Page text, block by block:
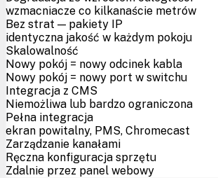
wzmacniacze co kilkanaście metrów
Bez strat — pakiety IP
identyczna jakość w każdym pokoju
Skalowalność
Nowy pokój = nowy odcinek kabla
Nowy pokój = nowy port w switchu
Integracja z CMS
Niemożliwa lub bardzo ograniczona
Pełna integracja
ekran powitalny, PMS, Chromecast
Zarządzanie kanałami
Ręczna konfiguracja sprzętu
Zdalnie przez panel webowy